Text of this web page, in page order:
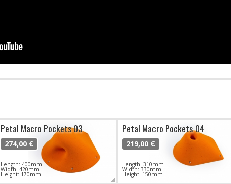
Petal Macro Pockets 03
274,00 €
Length: 400mm
Width: 420mm
Height: 170mm
Petal Macro Pockets 04
219,00 €
Length: 310mm
Width: 330mm
Height: 150mm